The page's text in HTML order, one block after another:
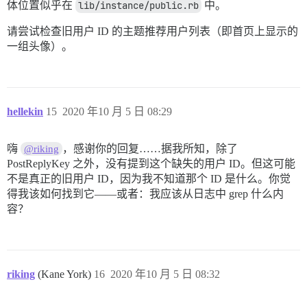
体位置似乎在 lib/instance/public.rb 中。
请尝试检查旧用户 ID 的主题推荐用户列表（即首页上显示的
一组头像）。
hellekin 2020 年10 月 5 日 08:29
15
嗨 @riking ，感谢你的回复……据我所知，除了
PostReplyKey 之外，没有提到这个缺失的用户 ID。但这可能
不是真正的旧用户 ID，因为我不知道那个 ID 是什么。你觉
得我该如何找到它——或者：我应该从日志中 grep 什么内
容？
riking (Kane York) 2020 年10 月 5 日 08:32
16